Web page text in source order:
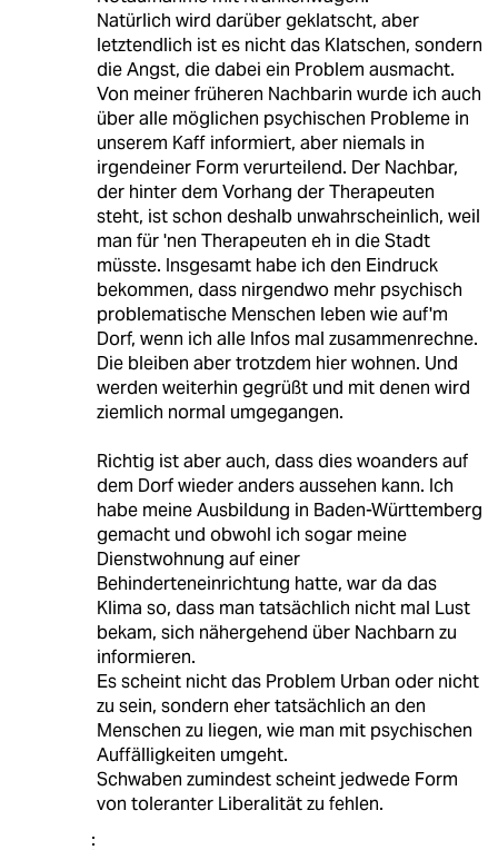
Natürlich wird darüber geklatscht, aber
letztendlich ist es nicht das Klatschen, sondern
die Angst, die dabei ein Problem ausmacht.
Von meiner früheren Nachbarin wurde ich auch
über alle möglichen psychischen Probleme in
unserem Kaff informiert, aber niemals in
irgendeiner Form verurteilend. Der Nachbar,
der hinter dem Vorhang der Therapeuten
steht, ist schon deshalb unwahrscheinlich, weil
man für 'nen Therapeuten eh in die Stadt
müsste. Insgesamt habe ich den Eindruck
bekommen, dass nirgendwo mehr psychisch
problematische Menschen leben wie auf'm
Dorf, wenn ich alle Infos mal zusammenrechne.
Die bleiben aber trotzdem hier wohnen. Und
werden weiterhin gegrüßt und mit denen wird
ziemlich normal umgegangen.
Richtig ist aber auch, dass dies woanders auf
dem Dorf wieder anders aussehen kann. Ich
habe meine Ausbildung in Baden-Württemberg
gemacht und obwohl ich sogar meine
Dienstwohnung auf einer
Behinderteneinrichtung hatte, war da das
Klima so, dass man tatsächlich nicht mal Lust
bekam, sich nähergehend über Nachbarn zu
informieren.
Es scheint nicht das Problem Urban oder nicht
zu sein, sondern eher tatsächlich an den
Menschen zu liegen, wie man mit psychischen
Auffälligkeiten umgeht.
Schwaben zumindest scheint jedwede Form
von toleranter Liberalität zu fehlen.